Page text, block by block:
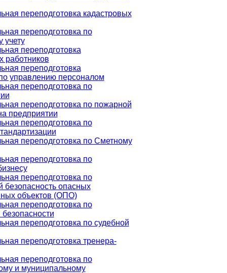
переподготовка кадастровых
переподготовка по
учету
переподготовка
работников
переподготовка
управлению персоналом
переподготовка по
переподготовка по пожарной
предприятии
переподготовка по
переподготовка по Сметному
переподготовка по
переподготовка по
опасных
объектов (ОПО)
переподготовка по
переподготовка по судебной
переподготовка тренера-
переподготовка по
и муниципальному